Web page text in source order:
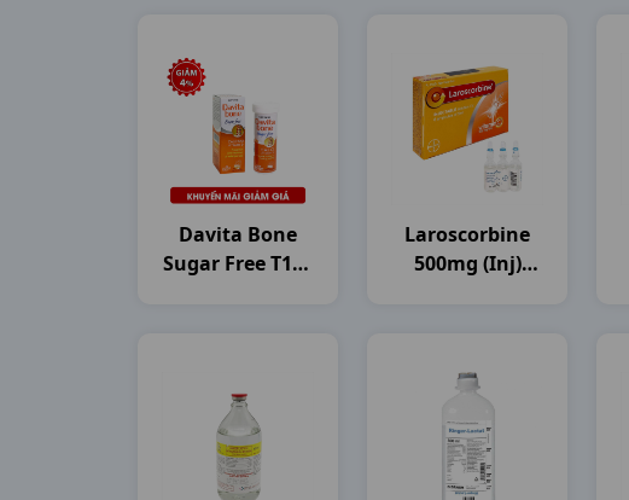
Davita Bone
Sugar Free T10v
Laroscorbine
500mg (inj)